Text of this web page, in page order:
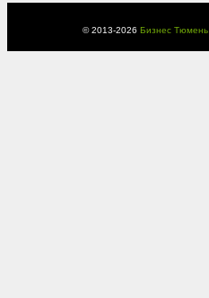
© 2013-2026 Бизнес Тюмень